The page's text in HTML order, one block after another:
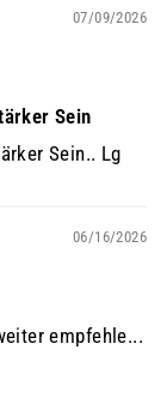
07/09/2026
Sein
Sein.. Lg
06/16/2026
empfehle...